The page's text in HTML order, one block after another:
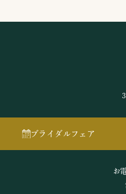
ブライダルフェア
お